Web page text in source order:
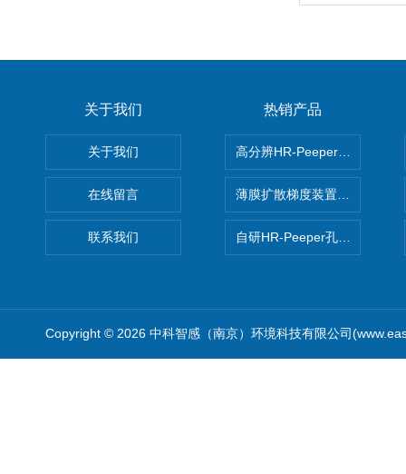
关于我们
关于我们
在线留言
联系我们
热销产品
高分辨HR-Peeper采样器孔隙
薄膜扩散梯度装置 Agl DGT
自研HR-Peeper孔隙水采样器
Copyright © 2026 中科智感（南京）环境科技有限公司